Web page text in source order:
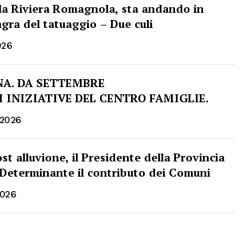
Riviera Romagnola, sta andando in
del tatuaggio – Due culi
DA SETTEMBRE
INIZIATIVE DEL CENTRO FAMIGLIE.
alluvione, il Presidente della Provincia
il contributo dei Comuni